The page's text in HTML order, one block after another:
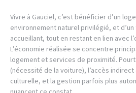
Vivre à Gauciel, c’est bénéficier d’un
environnement naturel privilégié, et
accueillant, tout en restant en lien avec
L’économie réalisée se concentre
logement et services de proximité.
(nécessité de la voiture), l’accès indirect
culturelle, et la gestion parfois plus